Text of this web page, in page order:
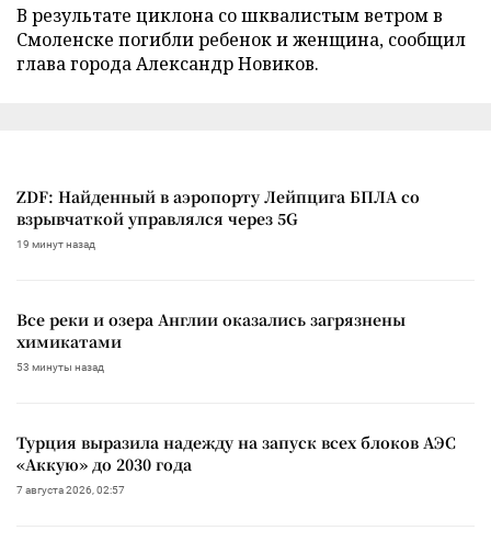
В результате циклона со шквалистым ветром в
Смоленске погибли ребенок и женщина, сообщил
глава города Александр Новиков.
ZDF: Найденный в аэропорту Лейпцига БПЛА со
взрывчаткой управлялся через 5G
19 минут назад
Все реки и озера Англии оказались загрязнены
химикатами
53 минуты назад
Турция выразила надежду на запуск всех блоков АЭС
«Аккую» до 2030 года
7 августа 2026, 02:57